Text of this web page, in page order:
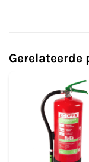
Gerelateerde